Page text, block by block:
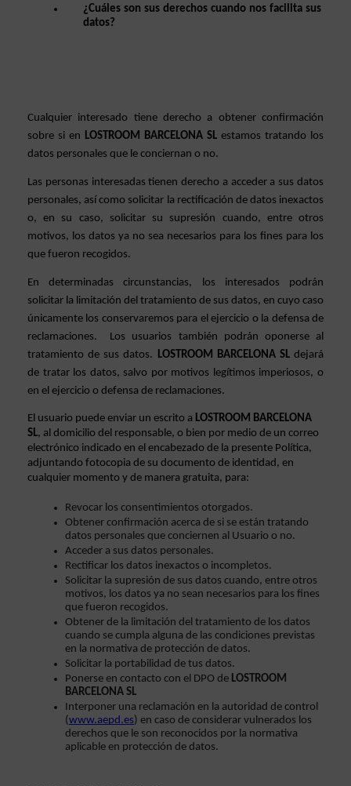
¿Cuáles son sus derechos cuando nos facilita sus
datos?
Cualquier interesado tiene derecho a obtener confirmación
sobre si en LOSTROOM BARCELONA SL estamos tratando los
datos personales que le conciernan o no.
Las personas interesadas tienen derecho a acceder a sus datos
personales, así como solicitar la rectificación de datos inexactos
o, en su caso, solicitar su supresión cuando, entre otros
motivos, los datos ya no sea necesarios para los fines para los
que fueron recogidos.
En determinadas circunstancias, los interesados podrán
solicitar la limitación del tratamiento de sus datos, en cuyo caso
únicamente los conservaremos para el ejercicio o la defensa de
reclamaciones.  Los usuarios también podrán oponerse al
tratamiento de sus datos. LOSTROOM BARCELONA SL dejará
de tratar los datos, salvo por motivos legítimos imperiosos, o
en el ejercicio o defensa de reclamaciones.
El usuario puede enviar un escrito a LOSTROOM BARCELONA
SL, al domicilio del responsable, o bien por medio de un correo
electrónico indicado en el encabezado de la presente Política,
adjuntando fotocopia de su documento de identidad, en
cualquier momento y de manera gratuita, para:
Revocar los consentimientos otorgados.
Obtener confirmación acerca de si se están tratando
datos personales que conciernen al Usuario o no.
Acceder a sus datos personales.
Rectificar los datos inexactos o incompletos.
Solicitar la supresión de sus datos cuando, entre otros
motivos, los datos ya no sean necesarios para los fines
que fueron recogidos.
Obtener de la limitación del tratamiento de los datos
cuando se cumpla alguna de las condiciones previstas
en la normativa de protección de datos.
Solicitar la portabilidad de tus datos.
Ponerse en contacto con el DPO de LOSTROOM
BARCELONA SL
Interponer una reclamación en la autoridad de control
(www.aepd.es) en caso de considerar vulnerados los
derechos que le son reconocidos por la normativa
aplicable en protección de datos.